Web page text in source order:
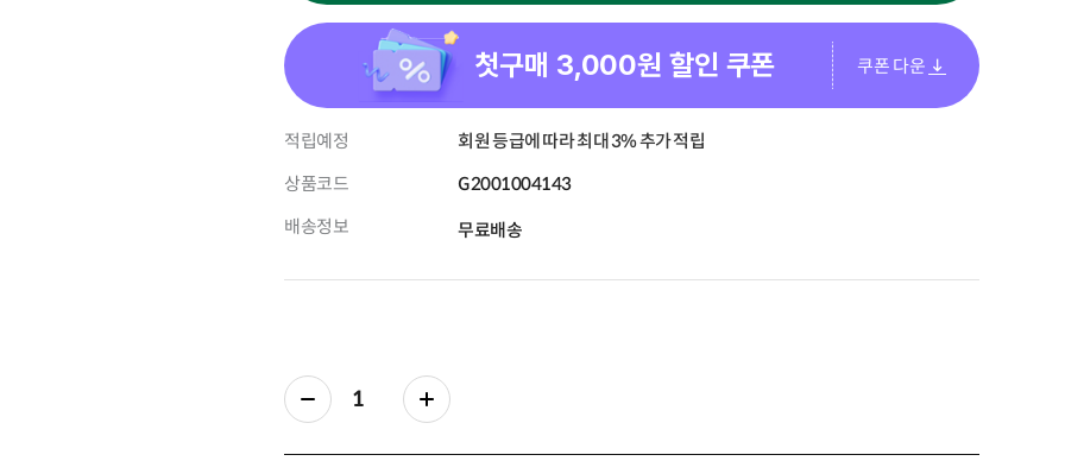
첫구매 3,000원 할인 쿠폰 쿠폰 다운
적립예정
회원 등급에 따라 최대 3% 추가 적립
상품코드
G2001004143
배송정보
무료배송